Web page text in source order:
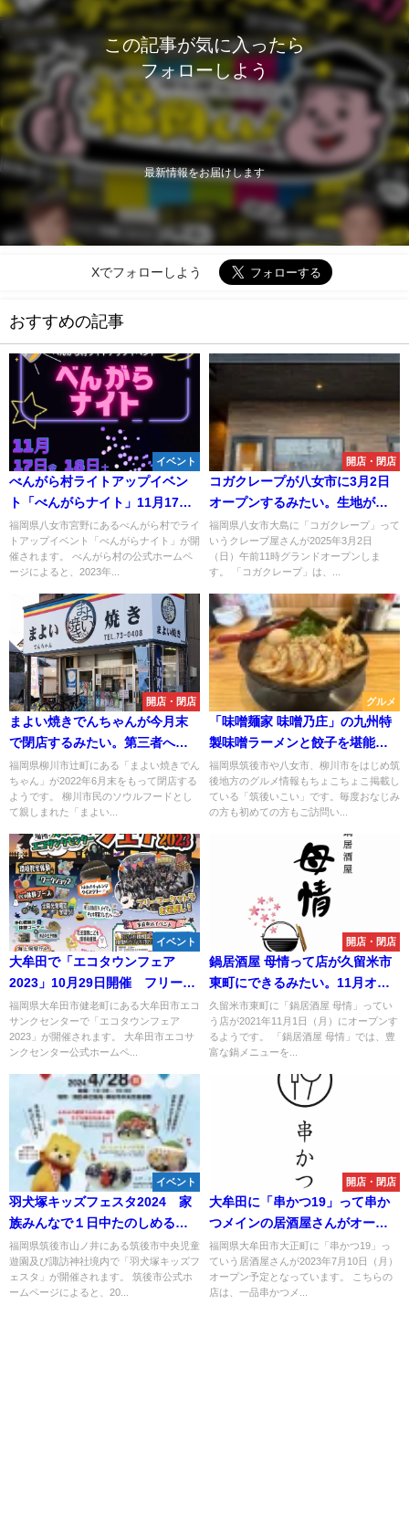
この記事が気に入ったら
フォローしよう
最新情報をお届けします
Xでフォローしよう
おすすめの記事
イベント
べんがら村ライトアップイベン
ト「べんがらナイト」11月17
日、18日開催 今年のライトア
ップはシャボン玉とのコラボレ
ーション！
福岡県八女市宮野にあるべんがら村でライ
トアップイベント「べんがらナイト」が開
催されます。 べんがら村の公式ホームペ
ージによると、2023年...
開店・閉店
コガクレープが八女市に3月2日
オープンするみたい。生地が主
役のクレープ屋さん
福岡県八女市大島に「コガクレープ」って
いうクレープ屋さんが2025年3月2日
（日）午前11時グランドオープンしま
す。 「コガクレープ」は、...
開店・閉店
まよい焼きでんちゃんが今月末
で閉店するみたい。第三者への
事業承継に望み
福岡県柳川市辻町にある「まよい焼きでん
ちゃん」が2022年6月末をもって閉店する
ようです。 柳川市民のソウルフードとし
て親しまれた「まよい...
グルメ
「味噌麺家 味噌乃庄」の九州特
製味噌ラーメンと餃子を堪能！
（柳川市）
福岡県筑後市や八女市、柳川市をはじめ筑
後地方のグルメ情報もちょこちょこ掲載し
ている「筑後いこい」です。毎度おなじみ
の方も初めての方もご訪問い...
イベント
大牟田で「エコタウンフェア
2023」10月29日開催 フリーマ
ーケットや環境教室体験教室＆
ワークショップなど！
福岡県大牟田市健老町にある大牟田市エコ
サンクセンターで「エコタウンフェア
2023」が開催されます。 大牟田市エコサ
ンクセンター公式ホームペ...
開店・閉店
鍋居酒屋 母情って店が久留米市
東町にできるみたい。11月オー
プン
久留米市東町に「鍋居酒屋 母情」ってい
う店が2021年11月1日（月）にオープンす
るようです。 「鍋居酒屋 母情」では、豊
富な鍋メニューを...
イベント
羽犬塚キッズフェスタ2024 家
族みんなで１日中たのしめるイ
ベント！（筑後市）
福岡県筑後市山ノ井にある筑後市中央児童
遊園及び諏訪神社境内で「羽犬塚キッズフ
ェスタ」が開催されます。 筑後市公式ホ
ームページによると、20...
開店・閉店
大牟田に「串かつ19」って串か
つメインの居酒屋さんがオープ
ンするみたい。7月10日
福岡県大牟田市大正町に「串かつ19」っ
ていう居酒屋さんが2023年7月10日（月）
オープン予定となっています。 こちらの
店は、一品串かつメ...